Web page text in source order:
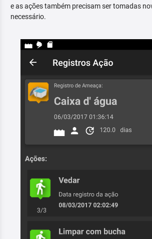
e as ações também precisam ser tomadas
necessário.